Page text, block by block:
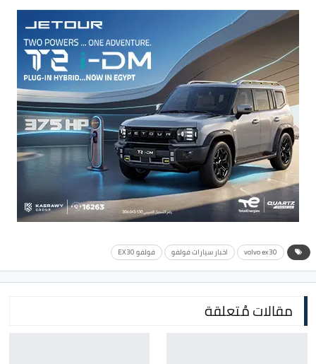
volvo ex30 اخبار سيارات فولفو فولفو EX30
مقالات مُتعلقة